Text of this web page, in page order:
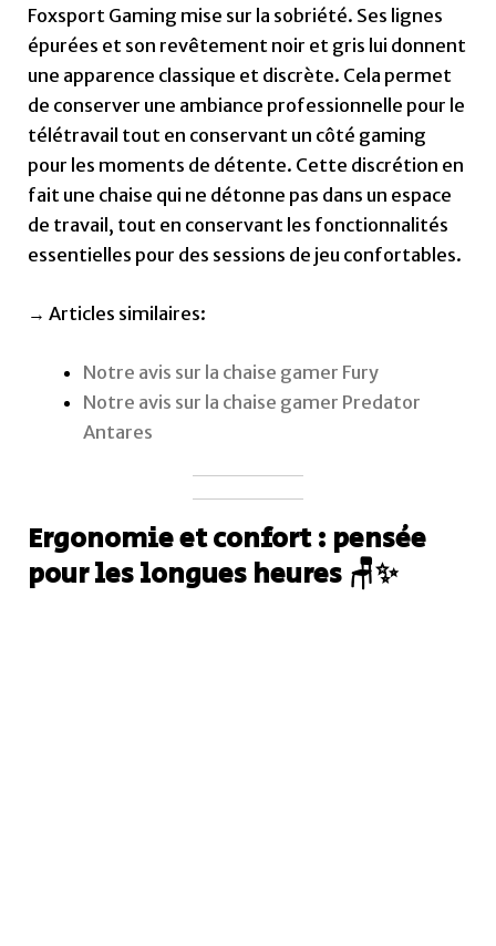
→ Articles similaires:
Notre avis sur la chaise gamer Fury
Notre avis sur la chaise gamer Predator
Antares
Ergonomie et confort : pensée
pour les longues heures 🪑✨